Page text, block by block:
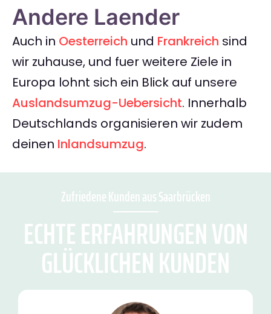
Andere Laender
Auch in Oesterreich und Frankreich sind
wir zuhause, und fuer weitere Ziele in
Europa lohnt sich ein Blick auf unsere
Auslandsumzug-Uebersicht. Innerhalb
Deutschlands organisieren wir zudem
deinen Inlandsumzug.
Zufriedene Kunden aus Saarbrücken
ECHTE ERFAHRUNGEN VON
GLÜCKLICHEN KUNDEN